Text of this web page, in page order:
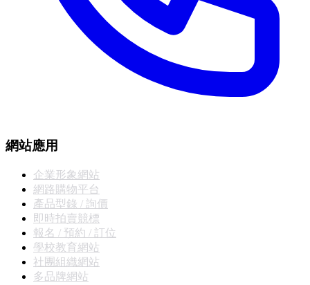
網站應用
企業形象網站
網路購物平台
產品型錄 / 詢價
即時拍賣競標
報名 / 預約 / 訂位
學校教育網站
社團組織網站
多品牌網站